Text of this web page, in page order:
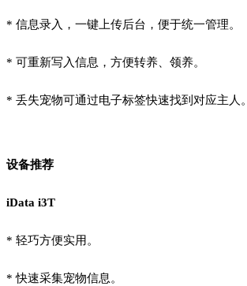
* 信息录入，一键上传后台，便于统一管理。
* 可重新写入信息，方便转养、领养。
* 丢失宠物可通过电子标签快速找到对应主人。
设备推荐
iData i3T
* 轻巧方便实用。
*快速采集宠物信息。